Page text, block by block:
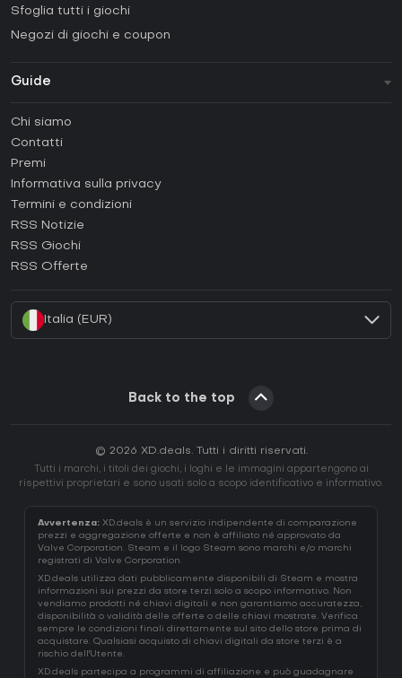
Sfoglia tutti i giochi
Negozi di giochi e coupon
Guide
Come attivare una Steam CD Key?
Come attivare una Epic Games CD Key?
Come attivare una GOG CD Key?
Come attivare una Ubisoft Connect CD Key?
Chi siamo
Contatti
Premi
Informativa sulla privacy
Termini e condizioni
RSS Notizie
RSS Giochi
RSS Offerte
Italia (EUR)
Back to the top
© 2026 XD.deals. Tutti i diritti riservati.
Tutti i marchi, i titoli dei giochi, i loghi e le immagini appartengono ai
rispettivi proprietari e sono usati solo a scopo identificativo e informativo.
Avvertenza: XD.deals è un servizio indipendente di comparazione
prezzi e aggregazione offerte e non è affiliato né approvato da
Valve Corporation. Steam e il logo Steam sono marchi e/o marchi
registrati di Valve Corporation.
XD.deals utilizza dati pubblicamente disponibili di Steam e mostra
informazioni sui prezzi da store terzi solo a scopo informativo. Non
vendiamo prodotti né chiavi digitali e non garantiamo accuratezza,
disponibilità o validità delle offerte o delle chiavi mostrate. Verifica
sempre le condizioni finali direttamente sul sito dello store prima di
acquistare. Qualsiasi acquisto di chiavi digitali da store terzi è a
rischio dell'Utente.
XD.deals partecipa a programmi di affiliazione e può guadagnare